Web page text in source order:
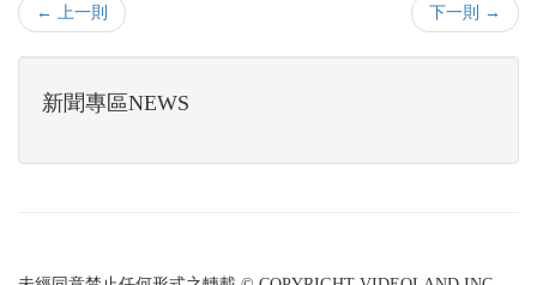
← 上一則 下一則 →
新聞專區NEWS